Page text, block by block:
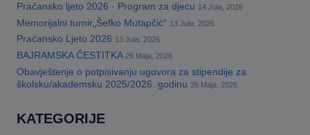
Pračansko ljeto 2026 · Program za djecu 14 Jula, 2026
Memorijalni turnir„Šefko Mutapčić“ 13 Jula, 2026
Pračansko Ljeto 2026 13 Jula, 2026
BAJRAMSKA ČESTITKA 26 Maja, 2026
Obavještenje o potpisivanju ugovora za stipendije za
školsku/akademsku 2025/2026. godinu 26 Maja, 2026
KATEGORIJE